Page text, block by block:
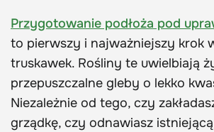
Przygotowanie podłoża pod
to pierwszy i najważniejszy krok
truskawek. Rośliny te uwielbiają
przepuszczalne gleby o lekko
Niezależnie od tego, czy
grządkę, czy odnawiasz